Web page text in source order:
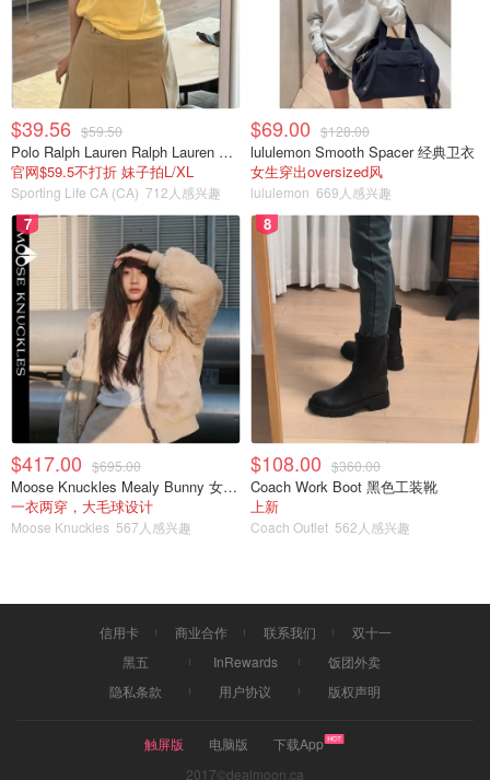
Disclaimer: This material has been prepared for
informational purposes only, and is not intended to provide,
and should not be relied on for, tax, legal or accounting
advice. We assume no liability for anything herein. You
should consult your own tax, legal and accounting advisors
if needed.
报税季退税 报税季
$39.56 $59.50
Polo Ralph Lauren Ralph Lauren Polo Bear 女童棉T恤 染色 1件
官网$59.5不打折 妹子拍L/XL
Sporting Life CA (CA) 712人感兴趣
$69.00 $128.00
lululemon Smooth Spacer 经典卫衣
女生穿出oversized风
lululemon 669人感兴趣
7
$417.00 $695.00
Moose Knuckles Mealy Bunny 女士双面穿连帽外套
一衣两穿，大毛球设计
Moose Knuckles 567人感兴趣
8
$108.00 $360.00
Coach Work Boot 黑色工装靴
上新
Coach Outlet 562人感兴趣
信用卡 商业合作 联系我们
双十一
黑五
InRewards
饭团外卖
隐私条款
用户协议 版权声明
触屏版 电脑版
下载App
2017©dealmoon.ca